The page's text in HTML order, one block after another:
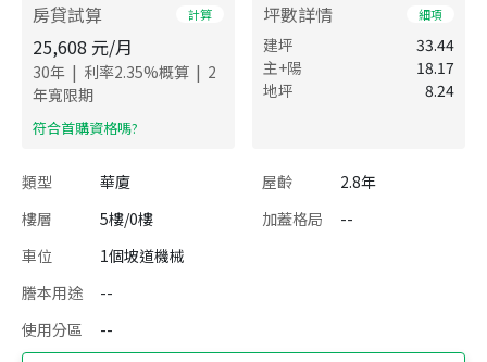
房貸試算 計算
25,608 元/月
30年 | 利率2.35%概算 | 2
年寬限期
​符合首購資格嗎?
坪數詳情 細項
建坪
33.44
主+陽
18.17
地坪
8.24
類型 華廈 屋齡
2.8年
樓層
5樓/0樓 加蓋格局
--
車位
1個坡道機械
謄本用途
--
使用分區
--